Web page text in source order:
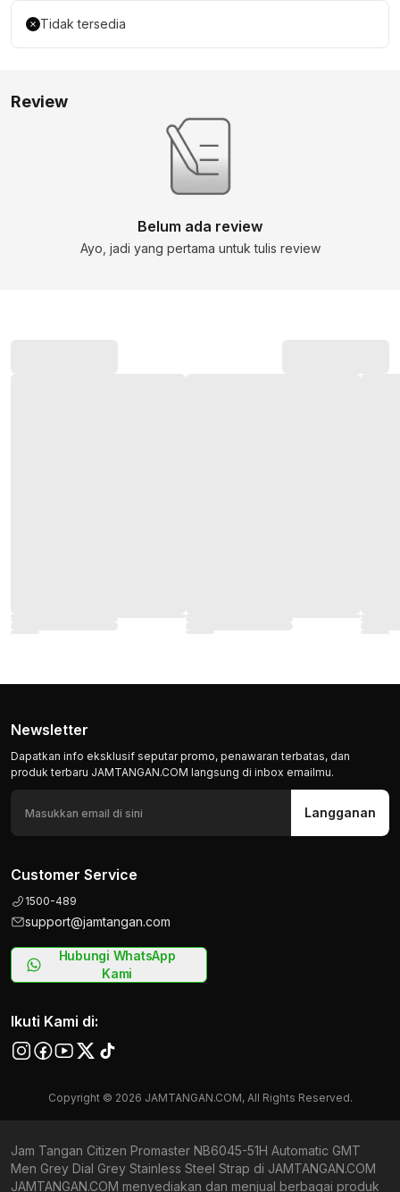
Newsletter
Dapatkan info eksklusif seputar promo, penawaran terbatas, dan
produk terbaru JAMTANGAN.COM langsung di inbox emailmu.
Langganan
Customer Service
1500-489
support@jamtangan.com
Hubungi WhatsApp
Kami
Ikuti Kami di:
Copyright © 2026 JAMTANGAN.COM, All Rights Reserved.
Jam Tangan Citizen Promaster NB6045-51H Automatic GMT
Men Grey Dial Grey Stainless Steel Strap di JAMTANGAN.COM
JAMTANGAN.COM menyediakan dan menjual berbagai produk
Tidak tersedia
Review
Belum ada review
Ayo, jadi yang pertama untuk tulis review